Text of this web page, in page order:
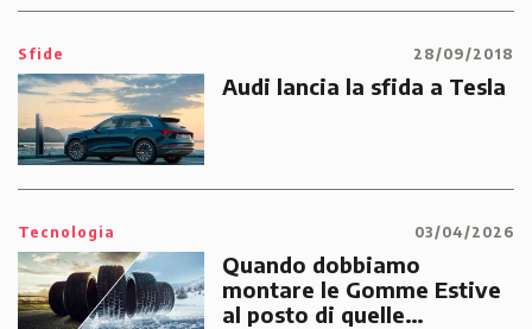
Sfide 28/09/2018
Audi lancia la sfida a Tesla
Tecnologia 03/04/2026
Quando dobbiamo
montare le Gomme Estive
al posto di quelle